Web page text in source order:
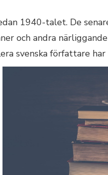
1940-talet. De
och andra
svenska författare